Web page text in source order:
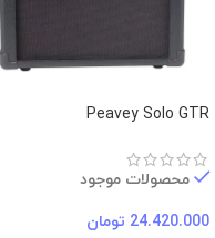
Peavey Solo GTR
محصولات موجود
24.420.000 تومان